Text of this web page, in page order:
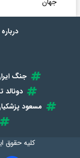
جنگ
دونالد
مسعود
کلیه حقوق